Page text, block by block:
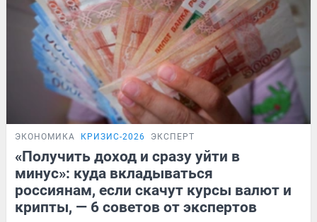
ЭКОНОМИКА КРИЗИС-2026 ЭКСПЕРТ
«Получить доход и сразу уйти в
минус»: куда вкладываться
россиянам, если скачут курсы валют и
крипты, — 6 советов от экспертов